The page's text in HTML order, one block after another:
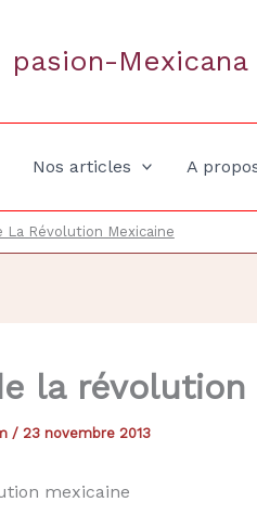
pasion-Mexicana
Nos articles A
La Révolution Mexicaine
la révolution
/ 23 novembre 2013
mexicaine